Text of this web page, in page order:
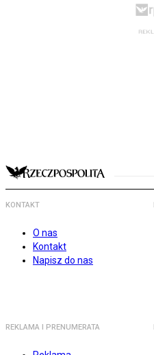
KONTAKT
O nas
Kontakt
Napisz do nas
REKLAMA I PRENUMERATA